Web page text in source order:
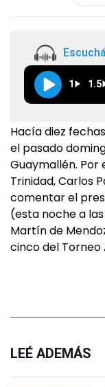
1 1.5
Hacía diez
el pasado
Guaymallén.
Trinidad, Carlos
comentar el
(esta noche a
Martín de
cinco del Torneo
LEÉ ADEMÁS